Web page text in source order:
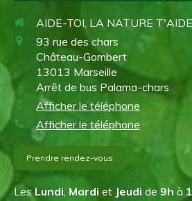
AIDE-TOI, LA NATURE
93 rue des chars
Château-Gombert
13013 Marseille
Arrêt de bus Palama-chars
Afficher le téléphone
Afficher le téléphone
Prendre rendez-vous
LesLundi, Mardi et Jeudi de 9h à